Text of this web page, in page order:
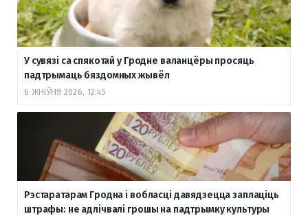
У сувязі са спякотай у Гродне валанцёры просяць
падтрымаць бяздомных жывёл
6 ЖНІЎНЯ 2026, 12:45
Рэстаратарам Гродна і вобласці давядзецца заплаціць
штрафы: не адлічвалі грошы на падтрымку культуры